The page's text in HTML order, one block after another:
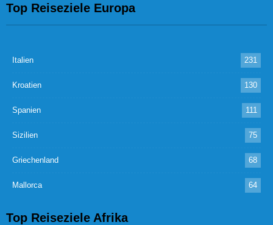
Top Reiseziele Europa
Italien 231
Kroatien 130
Spanien 111
Sizilien 75
Griechenland 68
Mallorca 64
Top Reiseziele Afrika